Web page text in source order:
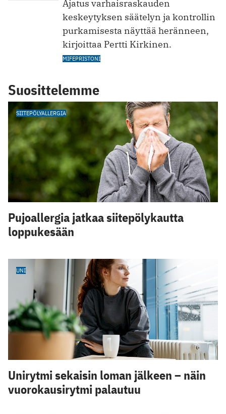
Ajatus varhaisraskauden
keskeytyksen säätelyn ja kontrollin
purkamisesta näyttää heränneen,
kirjoittaa Pertti Kirkinen.
MIFEPRISTONI
Suosittelemme
SIITEPÖLYALLERGIA
Pujoallergia jatkaa siitepölykautta
loppukesään
UNI
Unirytmi sekaisin loman jälkeen – näin
vuorokausirytmi palautuu